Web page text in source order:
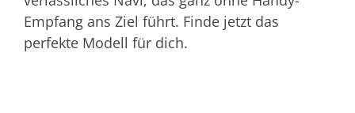
Empfang ans Ziel führt. Finde jetzt das
perfekte Modell für dich.